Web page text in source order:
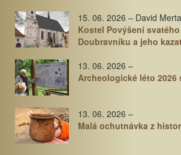
15. 06. 2026 – David
Kostel Povýšení
Doubravníku a jeho
13. 06. 2026 –
Archeologické léto 2026
13. 06. 2026 –
Malá ochutnávka z